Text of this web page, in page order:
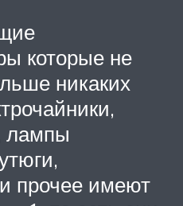
которые не
никаких
лампы
прочее имеют